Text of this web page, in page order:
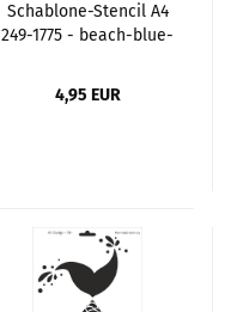
Schablone-Stencil A4
249-1775 - beach-blue-
4,95 EUR